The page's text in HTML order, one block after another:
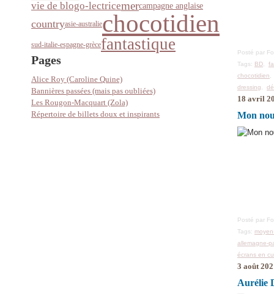
vie de blogo-lectricemercampagne anglaise
countryasie-australiechocotidien
sud-italie-espagne-grècefantastique
Pages
Alice Roy (Caroline Quine)
Bannières passées (mais pas oubliées)
Les Rougon-Macquart (Zola)
Répertoire de billets doux et inspirants
Posté par
Tags: BD ,
chocotidien
dressing ,
18 avril
Mon
Posté par
Tags:
allemagne-
écrans en
3 août
Aurélie